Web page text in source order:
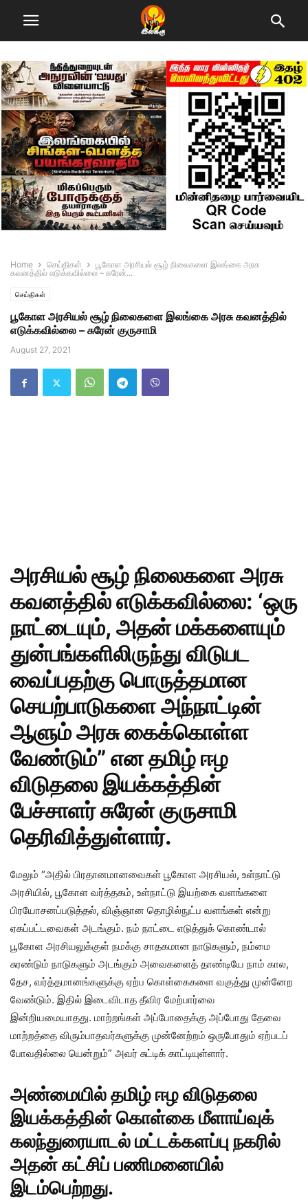
Home செய்திகள்
பூகோள அரசியல் சூழ் நிலைகளை இலங்கை அரசு
கவனத்தில் எடுக்கவில்லை – சுரேன்...
செய்திகள்
பூகோள அரசியல் சூழ் நிலைகளை இலங்கை அரசு கவனத்தில்
எடுக்கவில்லை – சுரேன் குருசாமி
August 27, 2021
அரசியல் சூழ் நிலைகளை அரசு
கவனத்தில் எடுக்கவில்லை: ‘ஒரு
நாட்டையும், அதன் மக்களையும்
துன்பங்களிலிருந்து விடுபட
வைப்பதற்கு பொருத்தமான
செயற்பாடுகளை அந்நாட்டின்
ஆளும் அரசு கைக்கொள்ள
வேண்டும்” என தமிழ் ஈழ
விடுதலை இயக்கத்தின்
பேச்சாளர் சுரேன் குருசாமி
தெரிவித்துள்ளார்.
மேலும் “அதில் பிரதானமானவைகள் பூகோள அரசியல், உள்நாட்டு
அரசியில், பூகோள வர்த்தகம், உள்நாட்டு இயற்கை வளங்களை
பிரயோசனப்படுத்தல், விஞ்ஞான தொழில்நுட்ப வளங்கள் என்று
ஏகப்பட்டவைகள் அடங்கும். நம் நாட்டை எடுத்துக் கொண்டால்
பூகோள அரசியலுக்குள் நமக்கு சாதகமான நாடுகளும், நம்மை
சுரண்டும் நாடுகளும் அடங்கும் அவைகளைத் தாண்டியே நாம் கால,
தேச, வர்த்தமானங்களுக்கு ஏற்ப கொள்கைகளை வகுத்து முன்னேற
வேண்டும். இதில் இடைவிடாத தீவிர மேற்பார்வை
இன்றியமையாதது. மாற்றங்கள் அப்போதைக்கு அப்போது தேவை
மாற்றத்தை விரும்பாதவர்களுக்கு முன்னேற்றம் ஒருபோதும் ஏற்படப்
போவதில்லை யென்றும்” அவர் சுட்டிக் காட்டியுள்ளார்.
அண்மையில்தமிழ் ஈழ விடுதலை
இயக்கத்தின்கொள்கை மீளாய்வுக்
கலந்துரையாடல் மட்டக்களப்பு நகரில்
அதன் கட்சிப் பணிமனையில்
இடம்பெற்றது.